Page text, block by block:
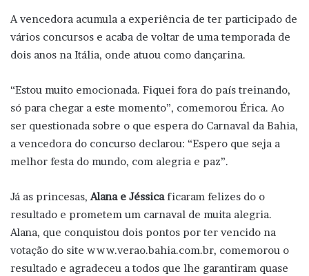
A vencedora acumula a experiência de ter participado de
vários concursos e acaba de voltar de uma temporada de
dois anos na Itália, onde atuou como dançarina.
“Estou muito emocionada. Fiquei fora do país treinando,
só para chegar a este momento”, comemorou Érica. Ao
ser questionada sobre o que espera do Carnaval da Bahia,
a vencedora do concurso declarou: “Espero que seja a
melhor festa do mundo, com alegria e paz”.
Já as princesas, Alana e Jéssicaficaram felizes do o
resultado e prometem um carnaval de muita alegria.
Alana, que conquistou dois pontos por ter vencido na
votação do site www.verao.bahia.com.br, comemorou o
resultado e agradeceu a todos que lhe garantiram quase